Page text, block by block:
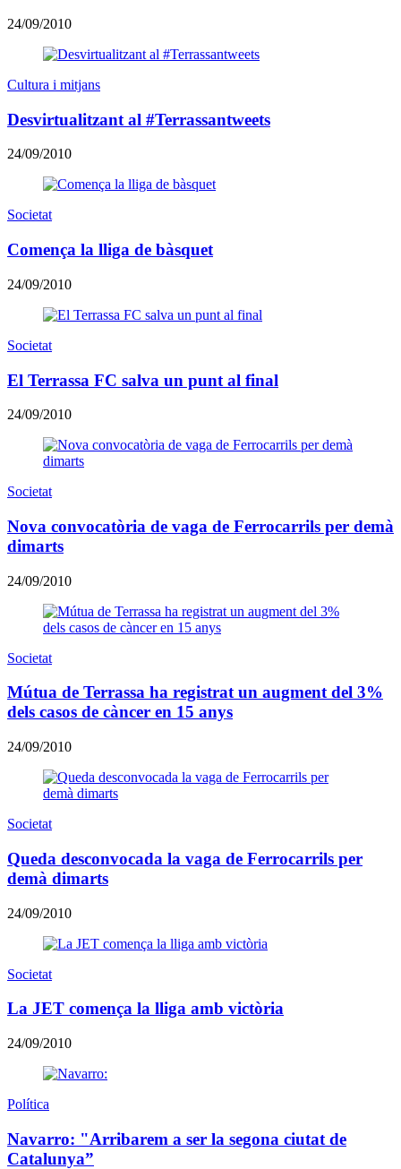
24/09/2010
Cultura i mitjans
Desvirtualitzant al #Terrassantweets
24/09/2010
Societat
Comença la lliga de bàsquet
24/09/2010
Societat
El Terrassa FC salva un punt al final
24/09/2010
Societat
Nova convocatòria de vaga de Ferrocarrils per demà
dimarts
24/09/2010
Societat
Mútua de Terrassa ha registrat un augment del 3%
dels casos de càncer en 15 anys
24/09/2010
Societat
Queda desconvocada la vaga de Ferrocarrils per
demà dimarts
24/09/2010
Societat
La JET comença la lliga amb victòria
24/09/2010
Política
Navarro: "Arribarem a ser la segona ciutat de
Catalunya”